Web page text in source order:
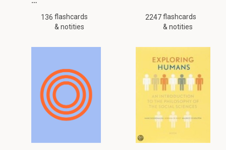
136 flashcards
& notities
2247 flashcards
& notities